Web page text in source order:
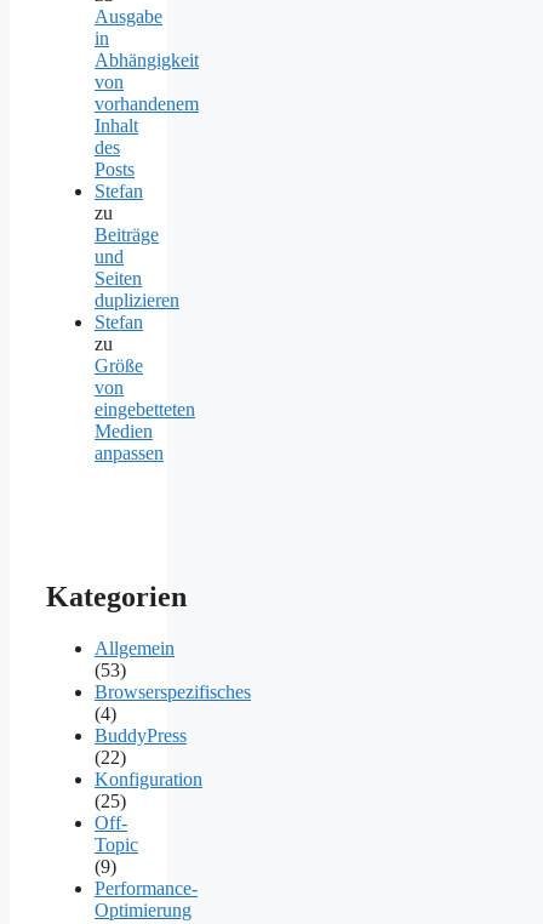
Ausgabe
in
Abhängigkeit
von
vorhandenem
Inhalt
des
Posts
Stefan
zu
Beiträge
und
Seiten
duplizieren
Stefan
zu
Größe
von
eingebetteten
Medien
anpassen
Kategorien
Allgemein
(53)
Browserspezifisches
(4)
BuddyPress
(22)
Konfiguration
(25)
Off-
Topic
(9)
Performance-
Optimierung